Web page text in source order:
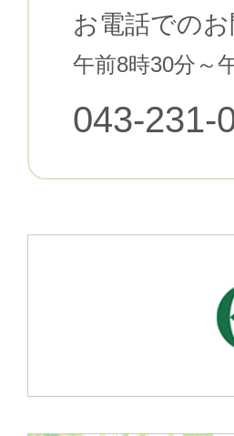
お電話での
午前8時30分～
043-231-